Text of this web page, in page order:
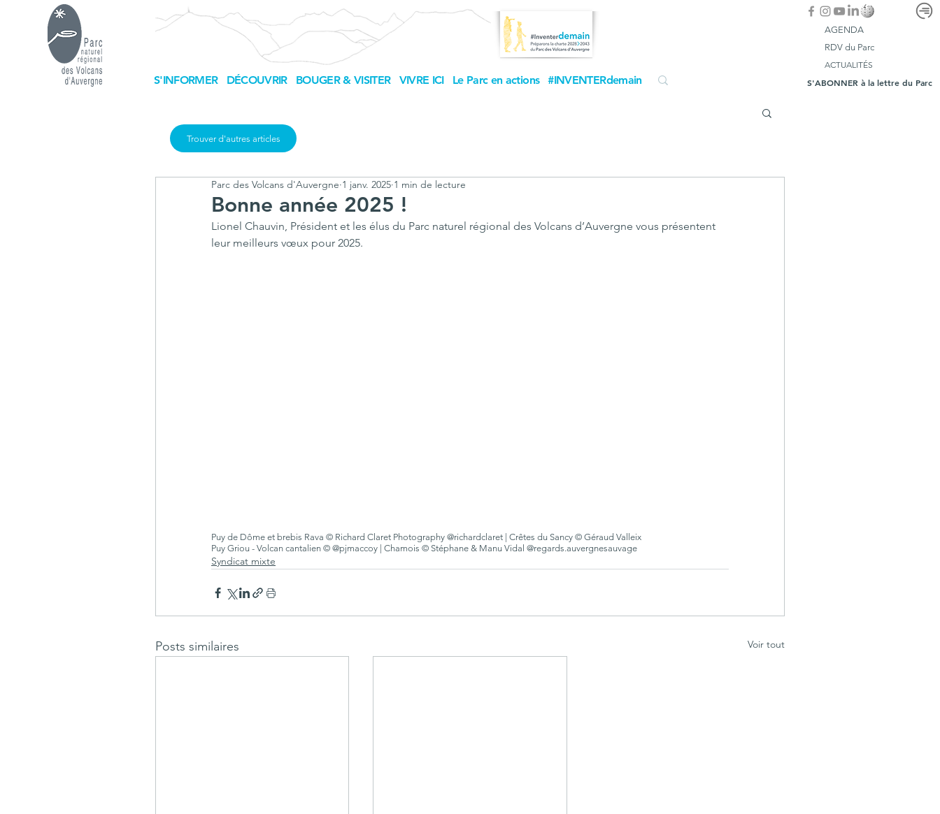
S'INFORMER DÉCOUVRIR BOUGER & VISITER VIVRE ICI Le Parc en actions #INVENTERdemain
AGENDA
RDV du Parc
ACTUALITÉS
S'ABONNER à la lettre du Parc
Bonne année 2025 !
Parc des Volcans d'Auvergne 1 janv. 2025 1 min de lecture
Lionel Chauvin, Président et les élus du Parc naturel régional des Volcans d’Auvergne vous présentent
leur meilleurs vœux pour 2025.
Puy de Dôme et brebis Rava © Richard Claret Photography @richardclaret | Crêtes du Sancy © Géraud Valleix
Puy Griou - Volcan cantalien © @pjmaccoy | Chamois © Stéphane & Manu Vidal @regards.auvergnesauvage
Syndicat mixte
Posts similaires Voir tout
Trouver d'autres articles